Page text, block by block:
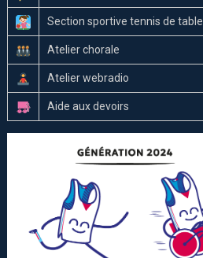
Section sportive tennis de table
Atelier chorale
Atelier webradio
Aide aux devoirs